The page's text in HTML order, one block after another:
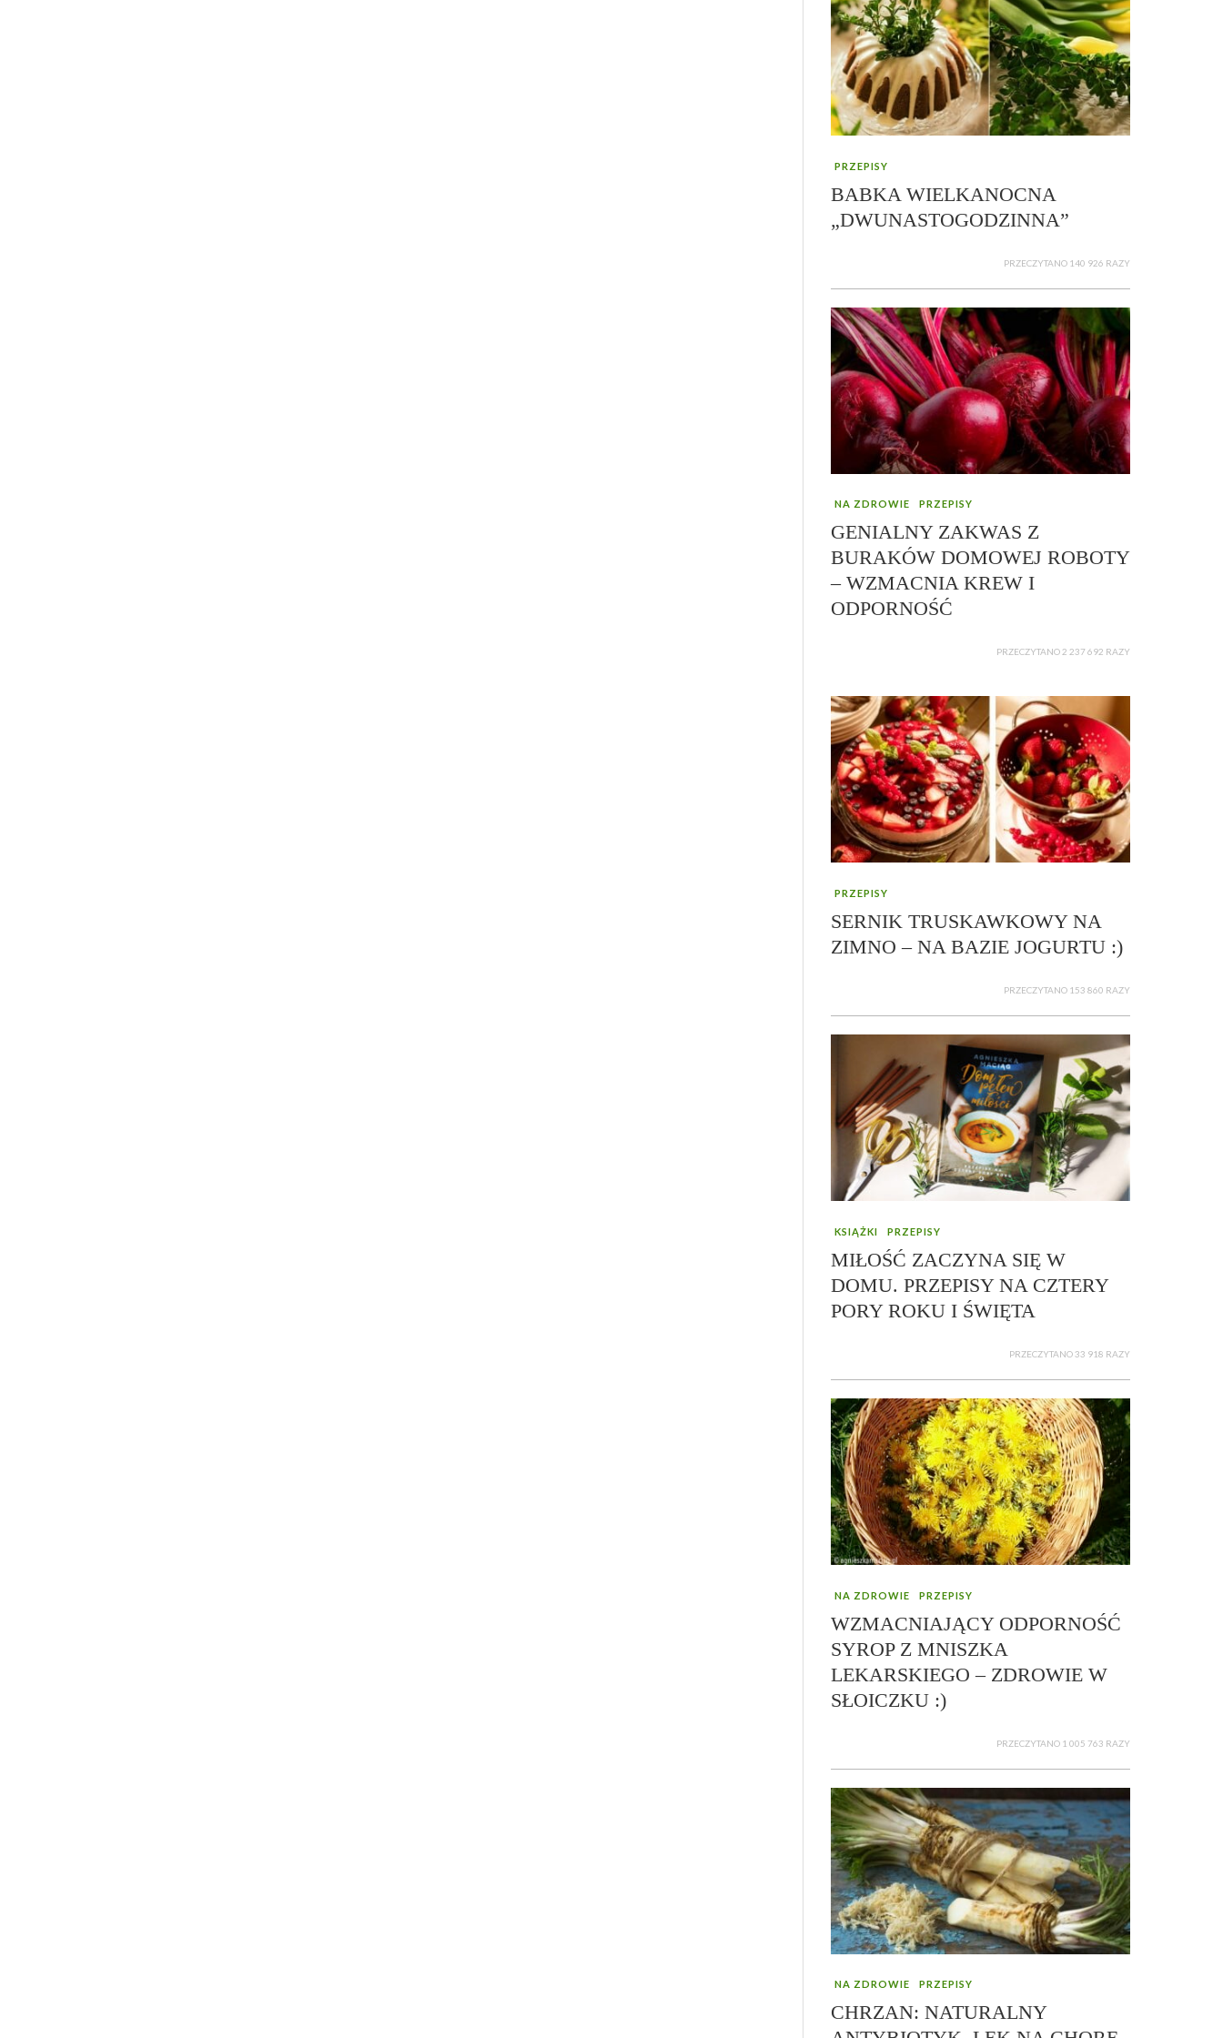
PRZEPISY
BABKA WIELKANOCNA
„DWUNASTOGODZINNA”
PRZECZYTANO 140 926 RAZY
NA ZDROWIE PRZEPISY
GENIALNY ZAKWAS Z
BURAKÓW DOMOWEJ ROBOTY
– WZMACNIA KREW I
ODPORNOŚĆ
PRZECZYTANO 2 237 692 RAZY
PRZEPISY
SERNIK TRUSKAWKOWY NA
ZIMNO – NA BAZIE JOGURTU :)
PRZECZYTANO 153 860 RAZY
KSIĄŻKI PRZEPISY
MIŁOŚĆ ZACZYNA SIĘ W
DOMU. PRZEPISY NA CZTERY
PORY ROKU I ŚWIĘTA
PRZECZYTANO 33 918 RAZY
NA ZDROWIE PRZEPISY
WZMACNIAJĄCY ODPORNOŚĆ
SYROP Z MNISZKA
LEKARSKIEGO – ZDROWIE W
SŁOICZKU :)
PRZECZYTANO 1 005 763 RAZY
NA ZDROWIE PRZEPISY
CHRZAN: NATURALNY